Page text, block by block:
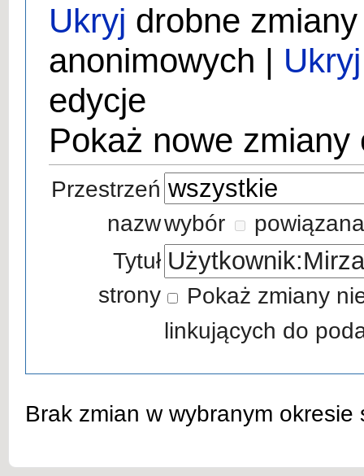
Ukryj drobne
anonimowych | Ukryj
edycje
Pokaż nowe
Przestrzeń
nazwwybór
Tytuł
strony
Pokaż zmiany
linkujących do
Brak zmian w wybranym okresie